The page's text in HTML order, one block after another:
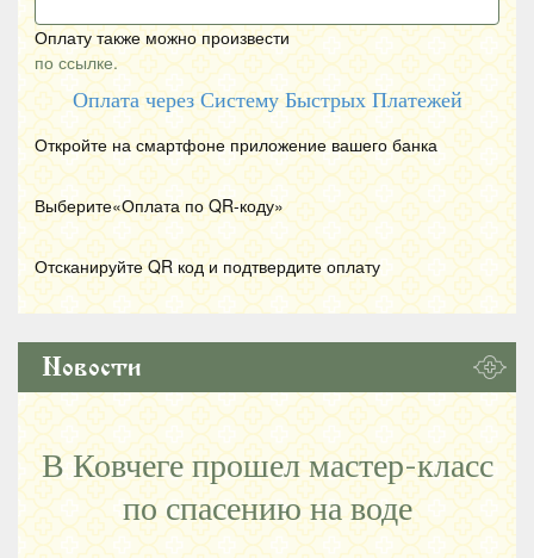
Оплату также можно произвести
по ссылке.
Оплата через Систему Быстрых Платежей
Откройте на смартфоне приложение вашего банка
Выберите«Оплата по QR-коду»
Отсканируйте QR код и подтвердите оплату
Новости
В Ковчеге прошел мастер-класс
по спасению на воде